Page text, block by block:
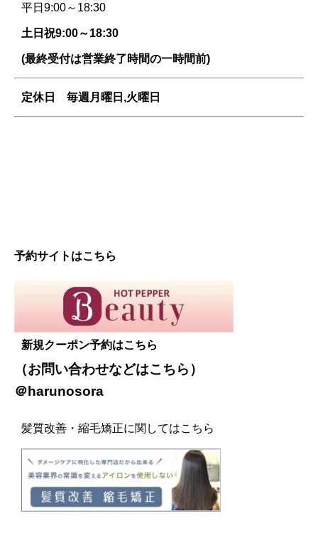
平日9:00～18:30
土日祝9:00～18:30
(最終受付は営業終了時間の一時間前)
定休日 毎週 月曜日,火曜日
予約サイトはこちら
新規クーポン予約はこちら
（お問い合わせなどはこちら ）
＠harunosora
髪質改善・縮毛矯正に関してはこちら